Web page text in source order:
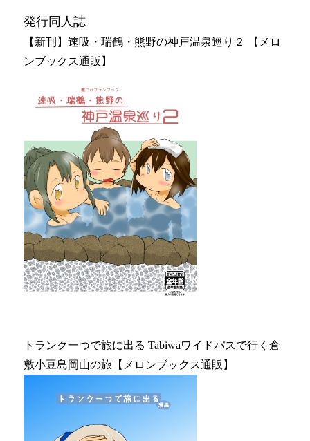
発行同人誌
【新刊】速吸・瑞鶴・熊野の神戸温泉巡り２ 【メロ
ンブックス通販】
トランク一つで旅に出る Tabiwaワイドパスで行く倉
敷小豆島岡山の旅【メロンブックス通販】